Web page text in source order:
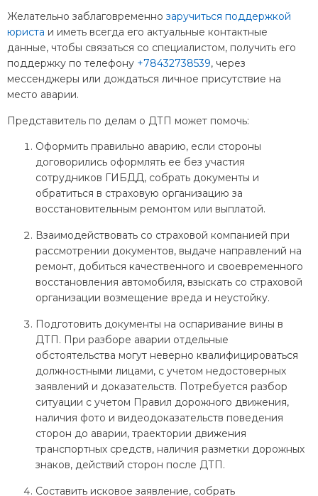
Желательно заблаговременно заручиться поддержкой
юриста и иметь всегда его актуальные контактные
данные, чтобы связаться со специалистом, получить его
поддержку по телефону +78432738539, через
мессенджеры или дождаться личное присутствие на
место аварии.
Представитель по делам о ДТП может помочь:
Оформить правильно аварию, если стороны
договорились оформлять ее без участия
сотрудников ГИБДД, собрать документы и
обратиться в страховую организацию за
восстановительным ремонтом или выплатой.
Взаимодействовать со страховой компанией при
рассмотрении документов, выдаче направлений на
ремонт, добиться качественного и своевременного
восстановления автомобиля, взыскать со страховой
организации возмещение вреда и неустойку.
Подготовить документы на оспаривание вины в
ДТП. При разборе аварии отдельные
обстоятельства могут неверно квалифицироваться
должностными лицами, с учетом недостоверных
заявлений и доказательств. Потребуется разбор
ситуации с учетом Правил дорожного движения,
наличия фото и видеодоказательств поведения
сторон до аварии, траектории движения
транспортных средств, наличия разметки дорожных
знаков, действий сторон после ДТП.
Составить исковое заявление, собрать